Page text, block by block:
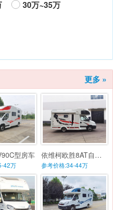
30万~35万
更多 »
型房车
42万
依维柯欧胜8AT自动挡C型房车
参考价格:34-44万